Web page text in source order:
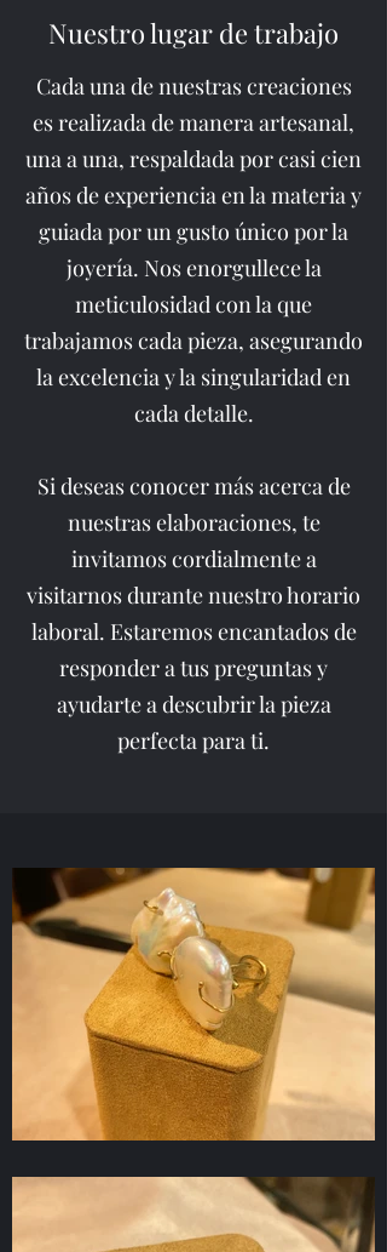
Nuestro lugar de trabajo
Cada una de nuestras creaciones
es realizada de manera artesanal,
una a una, respaldada por casi cien
años de experiencia en la materia y
guiada por un gusto único por la
joyería. Nos enorgullece la
meticulosidad con la que
trabajamos cada pieza, asegurando
la excelencia y la singularidad en
cada detalle.
Si deseas conocer más acerca de
nuestras elaboraciones, te
invitamos cordialmente a
visitarnos durante nuestro horario
laboral. Estaremos encantados de
responder a tus preguntas y
ayudarte a descubrir la pieza
perfecta para ti.